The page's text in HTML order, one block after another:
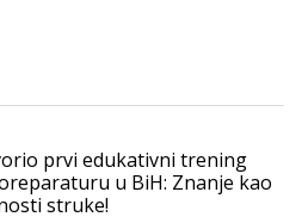
prvi edukativni trening
u BiH: Znanje kao
struke!